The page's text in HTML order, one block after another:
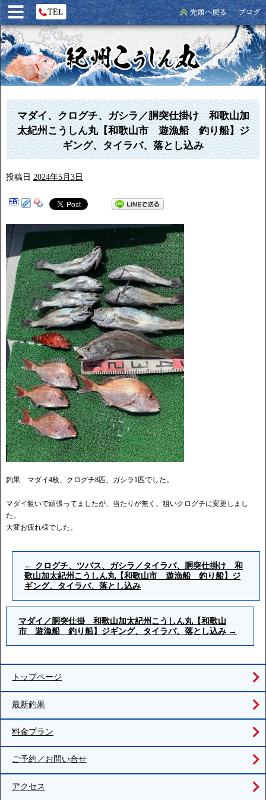
マダイ、クログチ、ガシラ／胴突仕掛け 和歌山加
太紀州こうしん丸【和歌山市 遊漁船 釣り船】ジ
ギング、タイラバ、落とし込み
投稿日 2024年5月3日
釣果 マダイ4枚、クログチ8匹、ガシラ1匹でした。
マダイ狙いで頑張ってましたが、当たりが無く、狙いクログチに変更しまし
た。
大変お疲れ様でした。
← クログチ、ツバス、ガシラ／タイラバ、胴突仕掛け 和
歌山加太紀州こうしん丸【和歌山市 遊漁船 釣り船】ジ
ギング、タイラバ、落とし込み
マダイ／胴突仕掛 和歌山加太紀州こうしん丸【和歌山
市 遊漁船 釣り船】ジギング、タイラバ、落とし込み →
トップページ
最新釣果
料金プラン
ご予約／お問い合せ
アクセス